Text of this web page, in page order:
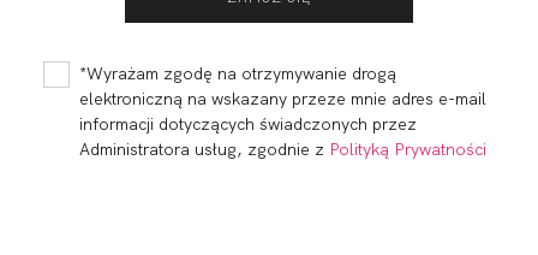
CLASS MULTI
WIELOFUNKCYJNY...
219,00 zł 73,60 22,05 zł
*Wyrażam zgodę na otrzymywanie drogą
elektroniczną na wskazany przeze mnie adres e-mail
informacji dotyczących świadczonych przez
Administratora usług, zgodnie z Polityką Prywatności